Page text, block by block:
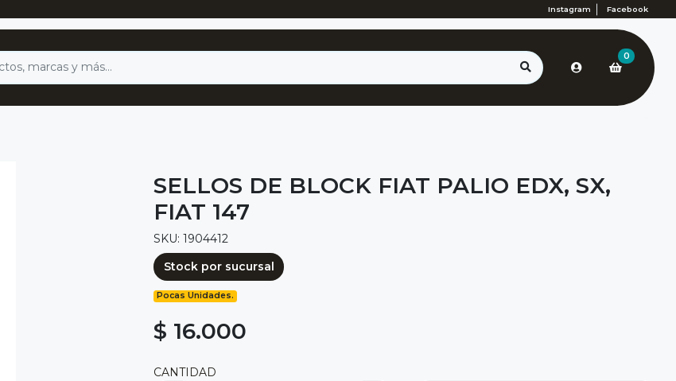
Instagram Facebook
0
SELLOS DE BLOCK FIAT PALIO EDX, SX,
FIAT 147
SKU: 1904412
Stock por sucursal
Pocas Unidades.
$ 16.000
CANTIDAD